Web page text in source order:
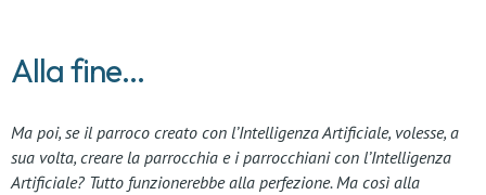
Alla fine...
Ma poi, se il parroco creato con l’Intelligenza Artificiale, volesse, a
sua volta, creare la parrocchia e i parrocchiani con l’Intelligenza
Artificiale? Tutto funzionerebbe alla perfezione. Ma così alla